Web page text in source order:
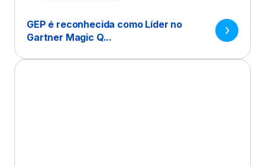
GEP é reconhecida como Líder no
Gartner Magic Q...